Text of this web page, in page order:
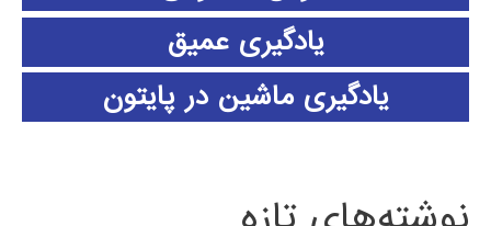
یادگیری عمیق
یادگیری ماشین در پایتون